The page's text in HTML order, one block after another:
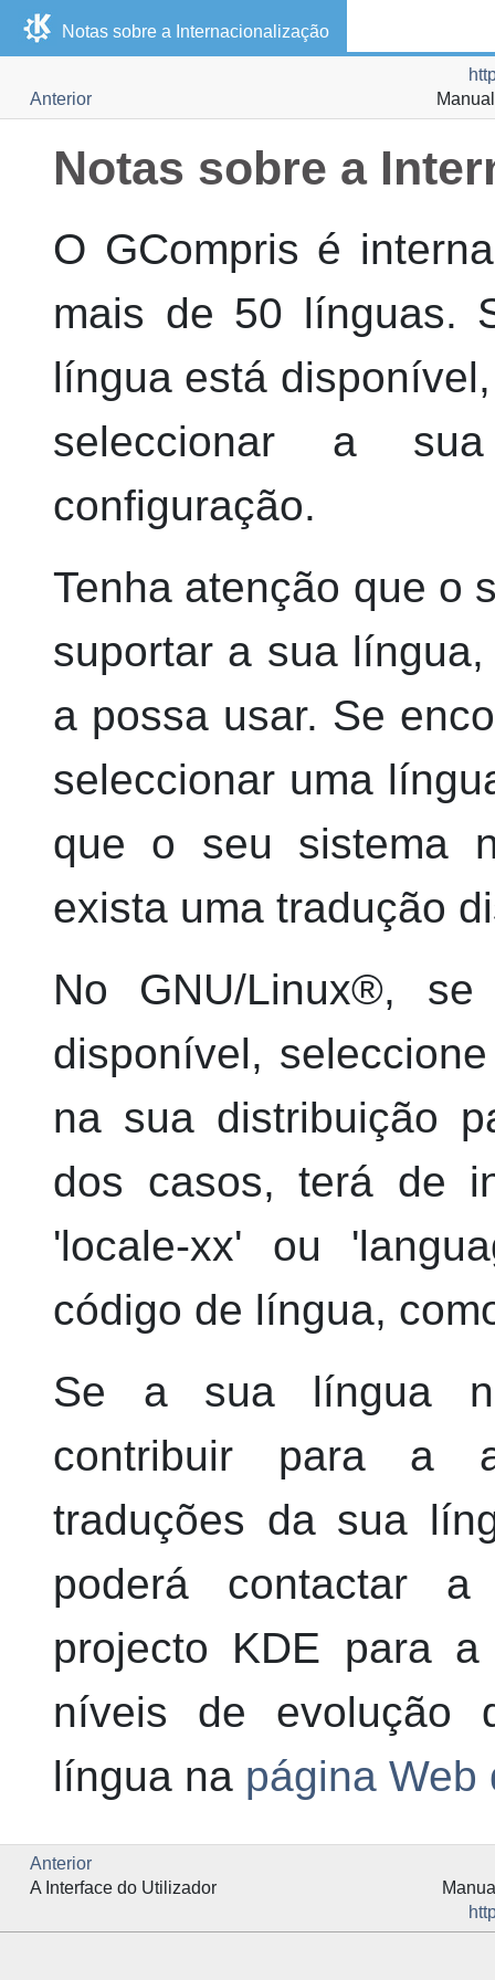
Notas sobre a Internacionalização
Anterior
Notas sobre a
O GCompris é
mais de 50 línguas.
língua está
seleccionar a
configuração.
Tenha atenção que o
suportar a sua
a possa usar. Se
seleccionar uma
que o seu sistema
exista uma tradução
No GNU/Linux®, se
disponível,
na sua distribuição
dos casos, terá de
'locale-xx' ou
código de língua,
Se a sua língua
contribuir para a
traduções da sua
poderá contactar
projecto KDE para a
níveis de evolução
língua na página
Anterior
A Interface do Utilizador